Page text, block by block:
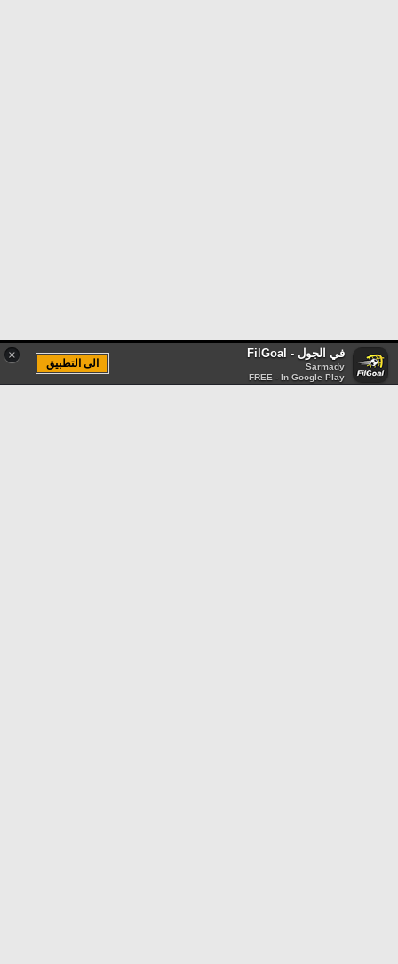
× في الجول - FilGoal
Sarmady
FREE - In Google Play
الى التطبيق